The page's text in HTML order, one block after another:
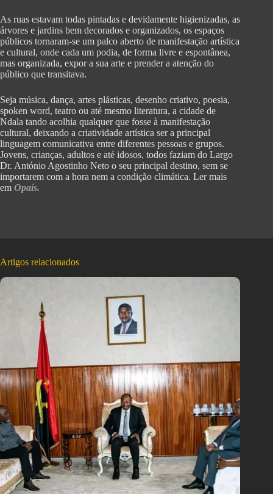
As ruas estavam todas pintadas e devidamente higienizadas, as
árvores e jardins bem decorados e organizados, os espaços
públicos tornaram-se um palco aberto de manifestação artística
e cultural, onde cada um podia, de forma livre e espontânea,
mas organizada, expor a sua arte e prender a atenção do
público que transitava.
Seja música, dança, artes plásticas, desenho criativo, poesia,
spoken word, teatro ou até mesmo literatura, a cidade de
Ndala tando acolhia qualquer que fosse à manifestação
cultural, deixando a criatividade artística ser a principal
linguagem comunicativa entre diferentes pessoas e grupos.
Jovens, crianças, adultos e até idosos, todos faziam do Largo
Dr. António Agostinho Neto o seu principal destino, sem se
importarem com a hora nem a condição climática. Ler mais
em Opaís.
Artigos relacionados